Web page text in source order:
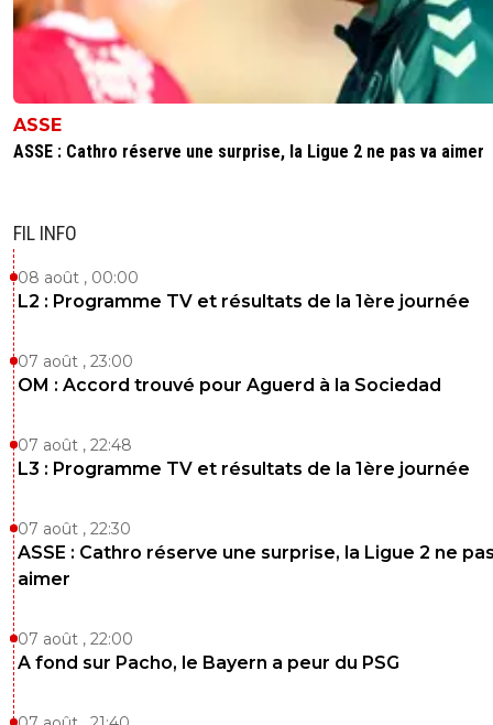
ASSE
ASSE : Cathro réserve une surprise, la Ligue 2 ne pas va aimer
FIL INFO
08 août , 00:00
L2 : Programme TV et résultats de la 1ère journée
07 août , 23:00
OM : Accord trouvé pour Aguerd à la Sociedad
07 août , 22:48
L3 : Programme TV et résultats de la 1ère journée
07 août , 22:30
ASSE : Cathro réserve une surprise, la Ligue 2 ne
aimer
07 août , 22:00
A fond sur Pacho, le Bayern a peur du PSG